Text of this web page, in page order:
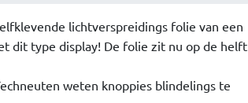
lichtverspreidings folie van een
dit type display! De folie zit nu op de helft
weten knoppies blindelings te